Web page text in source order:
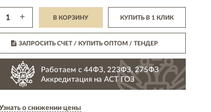
+ В КОРЗИНУ КУПИТЬ В 1 КЛИК
ЗАПРОСИТЬ СЧЕТ / КУПИТЬ ОПТОМ/ ТЕНДЕР
Работаем с 44ФЗ, 223ФЗ, 275ФЗ
Аккредитация на АСТ ГОЗ
о снижении цены